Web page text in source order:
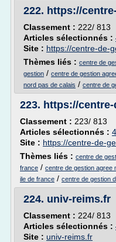
222. https://
Classement : 222/ 813
Articles sélectionnés :
Site : https://centre-de-
Thèmes liés : centre de
gestion / centre de gestion
nord pas de calais / centre de
223. https://
Classement : 223/ 813
Articles sélectionnés : 4
Site : https://centre-de-
Thèmes liés : centre de
france / centre de gestion agree
ile de france / centre de gestion
224. univ-reims.fr
Classement : 224/ 813
Articles sélectionnés :
Site : univ-reims.fr